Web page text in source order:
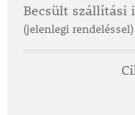
Becsült szállítási
(jelenlegi rendeléssel)